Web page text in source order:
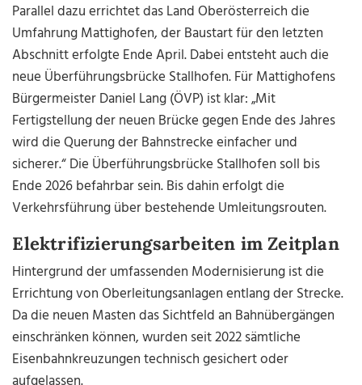
Parallel dazu errichtet das Land Oberösterreich die
Umfahrung Mattighofen, der Baustart für den letzten
Abschnitt erfolgte Ende April. Dabei entsteht auch die
neue Überführungsbrücke Stallhofen. Für Mattighofens
Bürgermeister Daniel Lang (ÖVP) ist klar: „Mit
Fertigstellung der neuen Brücke gegen Ende des Jahres
wird die Querung der Bahnstrecke einfacher und
sicherer.“ Die Überführungsbrücke Stallhofen soll bis
Ende 2026 befahrbar sein. Bis dahin erfolgt die
Verkehrsführung über bestehende Umleitungsrouten.
Elektrifizierungsarbeiten im Zeitplan
Hintergrund der umfassenden Modernisierung ist die
Errichtung von Oberleitungsanlagen entlang der Strecke.
Da die neuen Masten das Sichtfeld an Bahnübergängen
einschränken können, wurden seit 2022 sämtliche
Eisenbahnkreuzungen technisch gesichert oder